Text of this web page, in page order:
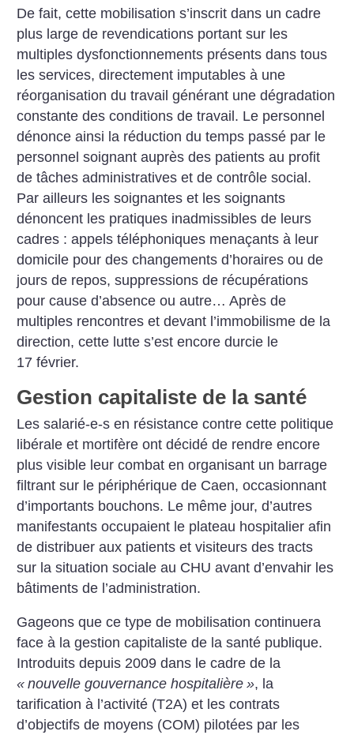
De fait, cette mobilisation s’inscrit dans un cadre
plus large de revendications portant sur les
multiples dysfonctionnements présents dans tous
les services, directement imputables à une
réorganisation du travail générant une dégradation
constante des conditions de travail. Le personnel
dénonce ainsi la réduction du temps passé par le
personnel soignant auprès des patients au profit
de tâches administratives et de contrôle social.
Par ailleurs les soignantes et les soignants
dénoncent les pratiques inadmissibles de leurs
cadres : appels téléphoniques menaçants à leur
domicile pour des changements d’horaires ou de
jours de repos, suppressions de récupérations
pour cause d’absence ou autre… Après de
multiples rencontres et devant l’immobilisme de la
direction, cette lutte s’est encore durcie le
17 février.
Gestion capitaliste de la santé
Les salarié-e-s en résistance contre cette politique
libérale et mortifère ont décidé de rendre encore
plus visible leur combat en organisant un barrage
filtrant sur le périphérique de Caen, occasionnant
d’importants bouchons. Le même jour, d’autres
manifestants occupaient le plateau hospitalier afin
de distribuer aux patients et visiteurs des tracts
sur la situation sociale au CHU avant d’envahir les
bâtiments de l’administration.
Gageons que ce type de mobilisation continuera
face à la gestion capitaliste de la santé publique.
Introduits depuis 2009 dans le cadre de la
« nouvelle gouvernance hospitalière », la
tarification à l’activité (T2A) et les contrats
d’objectifs de moyens (COM) pilotées par les